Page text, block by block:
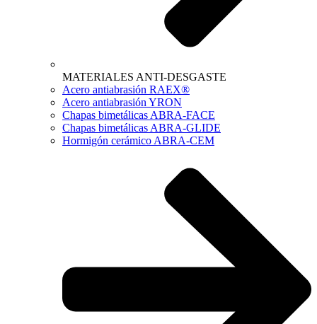
MATERIALES ANTI-DESGASTE
Acero antiabrasión RAEX®
Acero antiabrasión YRON
Chapas bimetálicas ABRA-FACE
Chapas bimetálicas ABRA-GLIDE
Hormigón cerámico ABRA-CEM